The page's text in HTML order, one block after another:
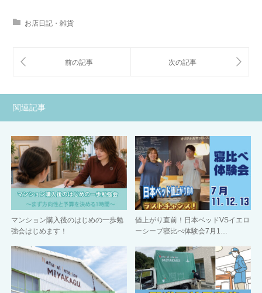
お店日記・雑貨
関連記事
マンション購入後のはじめの一歩勉
強会はじめます！
値上がり直前！日本ベッドVSイエロ
ーシープ寝比べ体験会7月1…